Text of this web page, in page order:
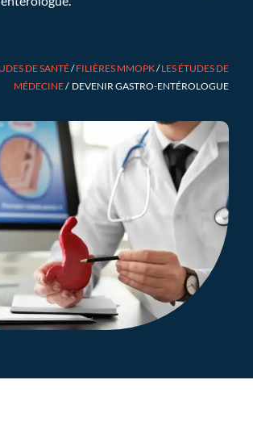
DE SANTÉ/FILIÈRES MMOPK/LES ÉTUDES DE
MÉDECINE/ DEVENIR GASTRO-ENTÉROLOGUE